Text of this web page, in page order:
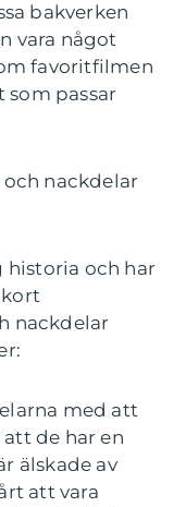
bakverken
vara något
favoritfilmen
som passar
nackdelar
historia och har
kort
nackdelar
med att
de har en
älskade av
att vara